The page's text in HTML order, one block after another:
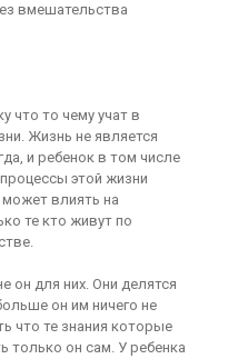
вмешательства
что то чему учат в
Жизнь не является
и ребенок в том числе
этой жизни
влиять на
те кто живут по
он для них. Они делятся
он им ничего не
что те знания которые
только он сам. У ребенка